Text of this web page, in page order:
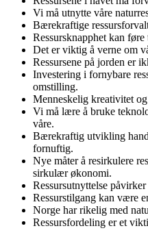
Vi må utnytte våre
Bærekraftige
Ressursknapphet kan
Det er viktig å verne om
Ressursene på jorden er
Investering i fornybare
omstilling.
Menneskelig kreativitet
Vi må lære å bruke
våre.
Bærekraftig utvikling
fornuftig.
Nye måter å resirkulere
sirkulær økonomi.
Ressursutnyttelse
Ressurstilgang kan være
Norge har rikelig med
Ressursfordeling er et